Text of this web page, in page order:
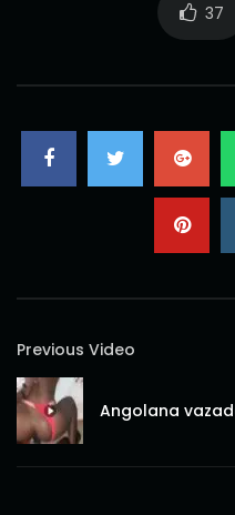
37
Previous Video
Angolana